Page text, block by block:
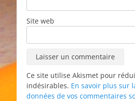
Site web
Ce site utilise Akismet pour
indésirables. En savoir plus sur
données de vos commentaires